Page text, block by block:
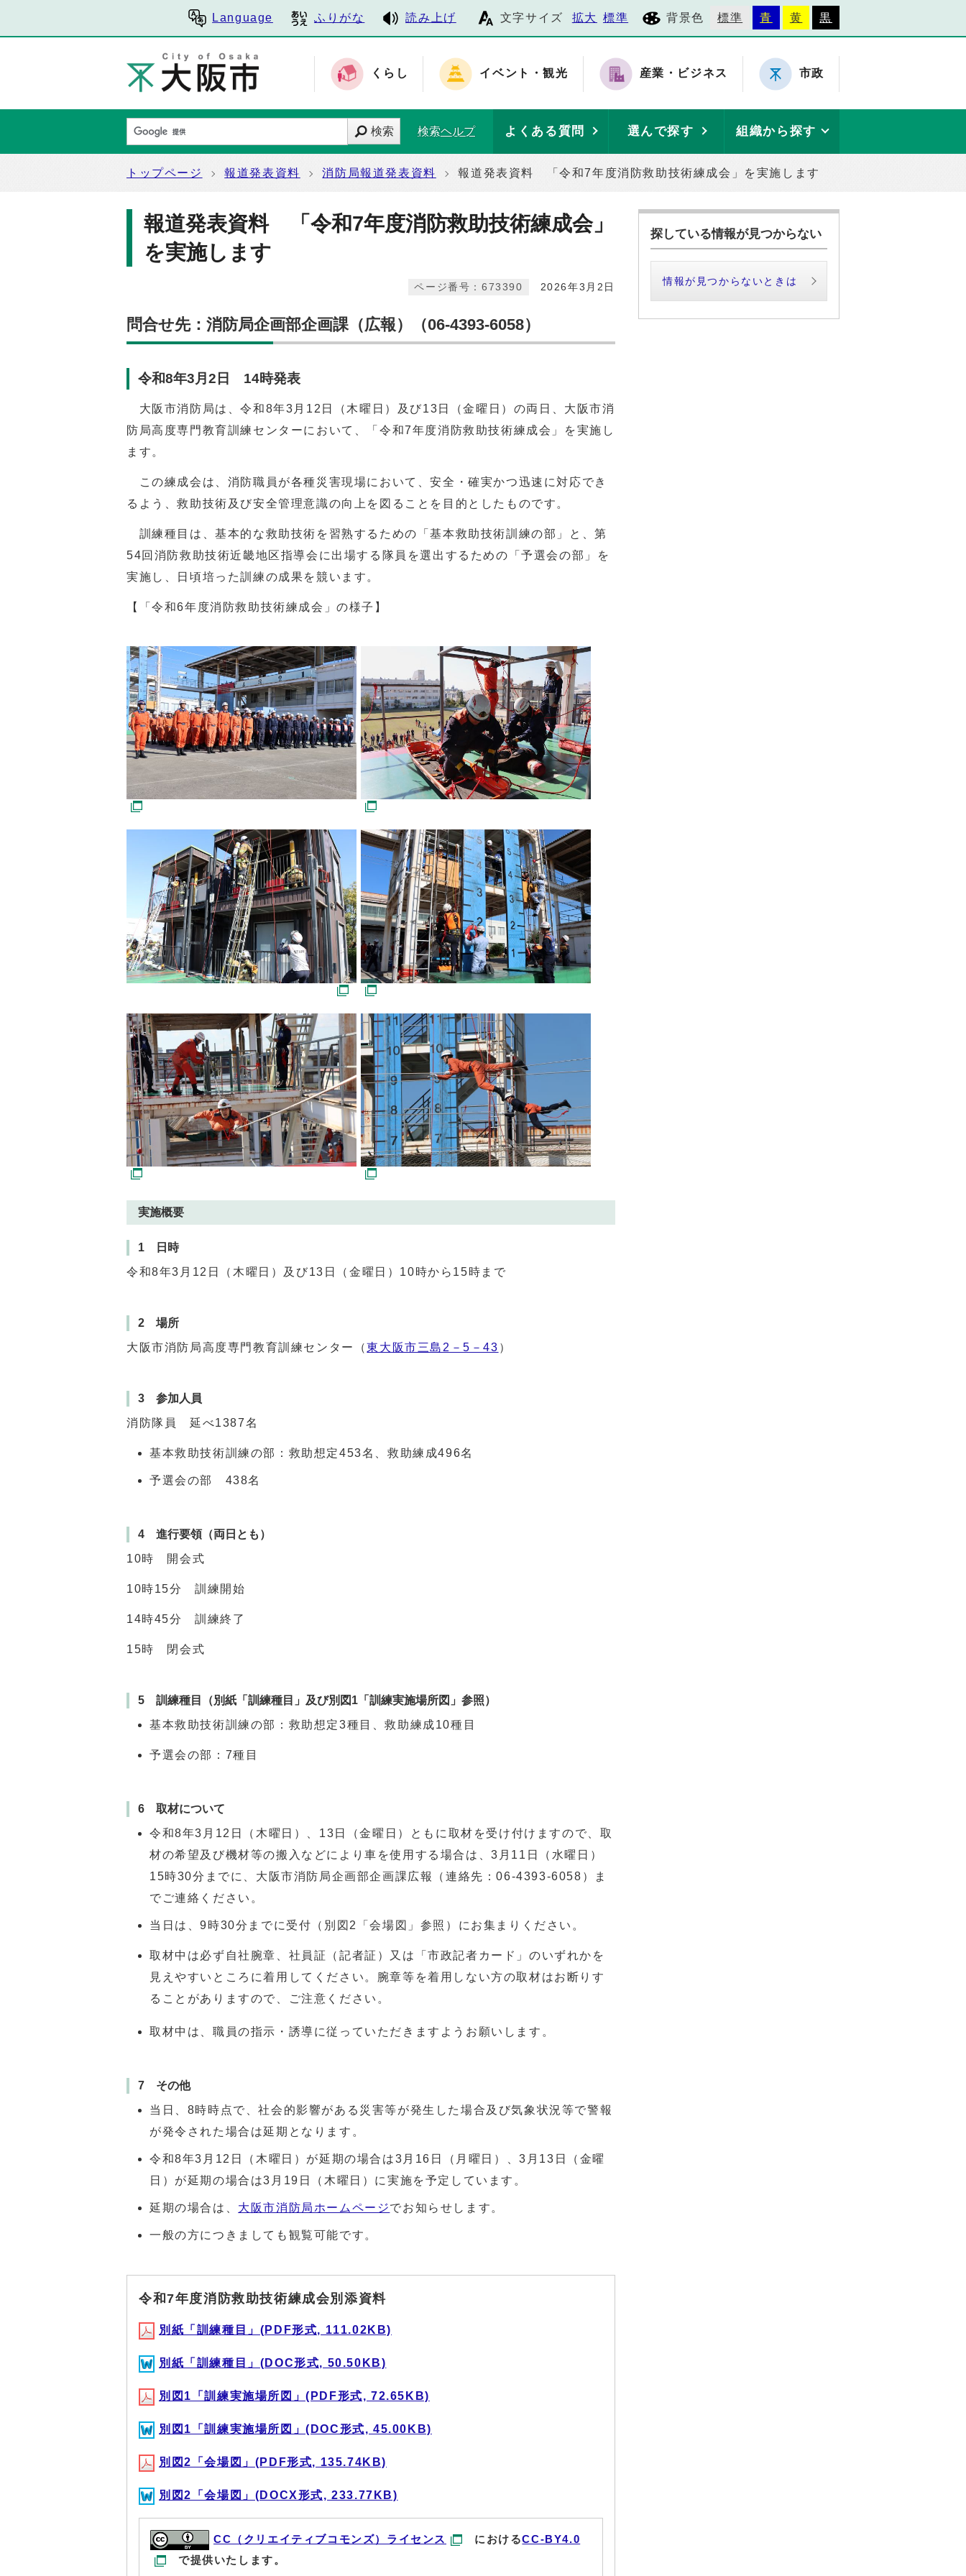
Language ふりがな 読み上げ 文字サイズ 拡大 標準 背景色 標準 青 黄 黒
くらし イベント・観光 産業・ビジネス 市政
検索 検索ヘルプ よくある質問 選んで探す 組織から探す
トップページ 報道発表資料 消防局報道発表資料 報道発表資料 「令和7年度消防救助技術練成会」を実施します
報道発表資料 「令和7年度消防救助技術練成会」
を実施します
2026年3月2日
ページ番号：673390
問合せ先：消防局企画部企画課（広報）（06-4393-6058）
令和8年3月2日 14時発表
大阪市消防局は、令和8年3月12日（木曜日）及び13日（金曜日）の両日、大阪市消
防局高度専門教育訓練センターにおいて、「令和7年度消防救助技術練成会」を実施し
ます。
この練成会は、消防職員が各種災害現場において、安全・確実かつ迅速に対応でき
るよう、救助技術及び安全管理意識の向上を図ることを目的としたものです。
訓練種目は、基本的な救助技術を習熟するための「基本救助技術訓練の部」と、第
54回消防救助技術近畿地区指導会に出場する隊員を選出するための「予選会の部」を
実施し、日頃培った訓練の成果を競います。
【「令和6年度消防救助技術練成会」の様子】
実施概要
1 日時
令和8年3月12日（木曜日）及び13日（金曜日） 10時から 15時まで
2 場所
大阪市消防局高度専門教育訓練センター（東大阪市三島2－5－43 ）
3 参加人員
消防隊員 延べ1387名
基本救助技術訓練の部：救助想定453名、救助練成496名
予選会の部 438名
4 進行要領（両日とも）
10時 開会式
10時15分 訓練開始
14時45分 訓練終了
15時 閉会式
5 訓練種目（別紙「訓練種目」及び別図1「訓練実施場所図」参照）
基本救助技術訓練の部：救助想定3種目、救助練成10種目
予選会の部：7種目
6 取材について
令和8年3月12日（木曜日）、13日（金曜日）ともに取材を受け付けますので、取
材の希望及び機材等の搬入などにより車を使用する場合は、3月11日（水曜日）
15時30分までに、大阪市消防局企画部企画課広報（連絡先：06-4393-6058 ）ま
でご連絡ください。
当日は、9時30分までに受付（別図2「会場図」参照）にお集まりください。
取材中は必ず自社腕章、社員証（記者証）又は「市政記者カード」のいずれかを
見えやすいところに着用してください。腕章等を着用しない方の取材はお断りす
ることがありますので、ご注意ください。
取材中は、職員の指示・誘導に従っていただきますようお願いします。
7 その他
当日、8時時点で、社会的影響がある災害等が発生した場合及び気象状況等で警報
が発令された場合は延期となります。
令和8年3月12日（木曜日）が延期の場合は3月16日（月曜日）、3月13日（金曜
日）が延期の場合は3月19日（木曜日）に実施を予定しています。
延期の場合は、 大阪市消防局ホームページでお知らせします。
一般の方につきましても観覧可能です。
令和7年度消防救助技術練成会別添資料
別紙「訓練種目」(PDF形式, 111.02KB)
別紙「訓練種目」(DOC形式, 50.50KB)
別図1「訓練実施場所図」(PDF形式, 72.65KB)
別図1「訓練実施場所図」(DOC形式, 45.00KB)
別図2「会場図」(PDF形式, 135.74KB)
別図2「会場図」(DOCX形式, 233.77KB)
CC（クリエイティブコモンズ）ライセンス におけるCC-BY4.0
で提供いたします。
探している情報が見つからない
情報が見つからないときは